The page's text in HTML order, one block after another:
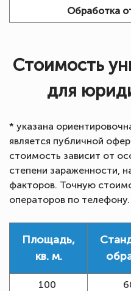
Обработка
Стоимость
для
* указана
является публичной
стоимость зависит от
степени зараженности,
факторов. Точную
операторов по телефону.
Площадь,
кв. м.
100